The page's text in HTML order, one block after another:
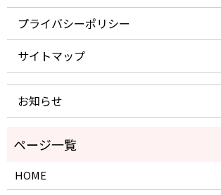
プライバシーポリシー
サイトマップ
お知らせ
HOME